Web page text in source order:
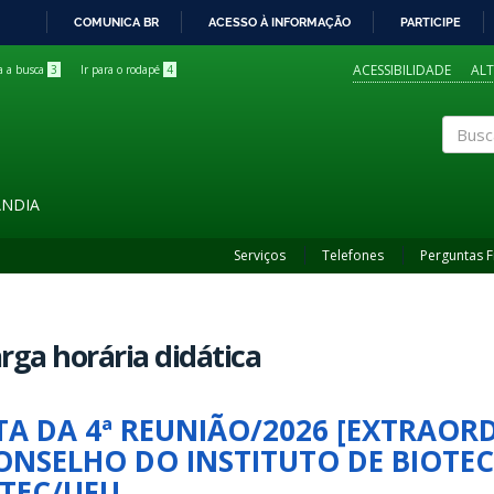
COMUNICA BR ACESSO À INFORMAÇÃO PARTICIPE
a busca 3 Ir para o rodapé 4 ACESSIBILIDADE
Serviços Telefones Perguntas
horária didática
DA 4ª REUNIÃO/2026
DO INSTITUTO DE